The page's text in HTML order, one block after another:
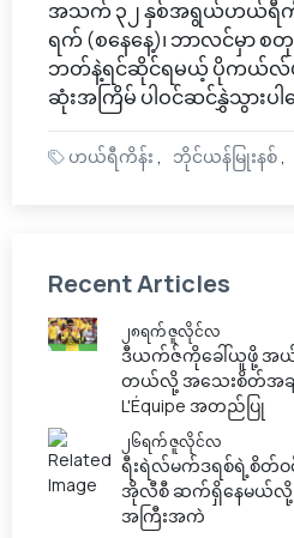
အသက် ၃၂ နှစ်အရွယ်ဟယ်ရီကိ
ရက် (စနေနေ့)၊ ဘာလင်မှာ
ဘတ်နဲ့ရင်ဆိုင်ရမယ့် ပိုကယ်လ်
ဆုံးအကြိမ် ပါဝင်ဆင်နွှဲသွားပ
ဟယ်ရီကိန်း ဘိုင်ယန်မြုးနစ်
Recent Articles
၂၈ရက် ဇူလိုင်လ
ဒီယက်ဇ်ကိုခေါ်ယူဖို့ အ
တယ်လို့ အသေးစိတ်အ
L'Équipe အတည်ပြု
၂၆ရက် ဇူလိုင်လ
ရီးရဲလ်မက်ဒရစ်ရဲ့စိတ်ဝင်
အိုလီစီ ဆက်ရှိနေမယ်
အကြီးအကဲ